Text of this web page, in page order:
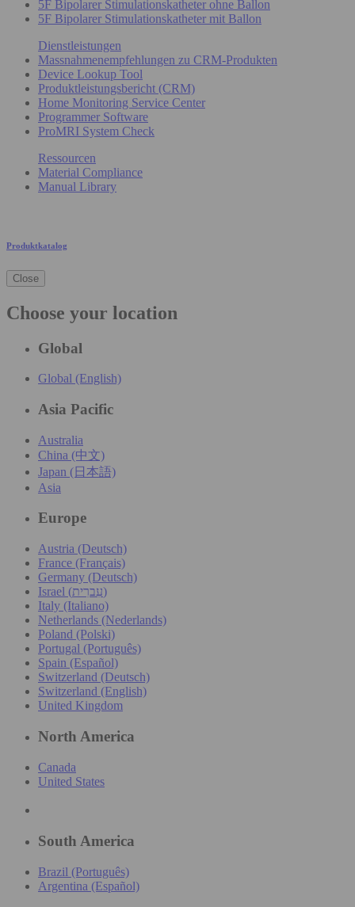
5F Bipolarer Stimulationskatheter ohne Ballon
5F Bipolarer Stimulationskatheter mit Ballon
Dienstleistungen
Massnahmenempfehlungen zu CRM-Produkten
Device Lookup Tool
Produktleistungsbericht (CRM)
Home Monitoring Service Center
Programmer Software
ProMRI System Check
Ressourcen
Material Compliance
Manual Library
Produktkatalog
Close
Choose your location
Global
Global (English)
Asia Pacific
Australia
China (中文)
Japan (日本語)
Asia
Europe
Austria (Deutsch)
France (Français)
Germany (Deutsch)
Israel (עִברִית)
Italy (Italiano)
Netherlands (Nederlands)
Poland (Polski)
Portugal (Português)
Spain (Español)
Switzerland (Deutsch)
Switzerland (English)
United Kingdom
North America
Canada
United States
South America
Brazil (Português)
Argentina (Español)